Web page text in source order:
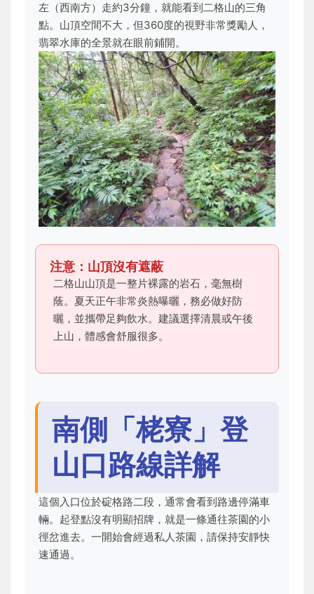
左（西南方）走約3分鐘，就能看到二格山的三角
點。山頂空間不大，但360度的視野非常獎勵人，
翡翠水庫的全景就在眼前鋪開。
注意：山頂沒有遮蔽
二格山山頂是一整片裸露的岩石，毫無樹
蔭。夏天正午非常炎熱曝曬，務必做好防
曬，並攜帶足夠飲水。建議選擇清晨或午後
上山，體感會舒服很多。
南側「栳寮」登
山口路線詳解
這個入口位於碇格路二段，通常會看到路邊停滿車
輛。起登點沒有明顯招牌，就是一條通往茶園的小
徑岔進去。一開始會經過私人茶園，請保持安靜快
速通過。